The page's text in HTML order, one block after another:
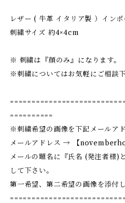
レザー ( 牛革 イタリア製 ）イン
刺繍サイズ 約4×4cm
※ 刺繍は『顔のみ』になります。
※刺繍についてはお気軽にご相談下
==========
※刺繍希望の画像を下記メールア
メールアドレス → 【
メールの題名に『氏名 (発注者様)
して下さい。
第一希望、第二希望の画像を添付